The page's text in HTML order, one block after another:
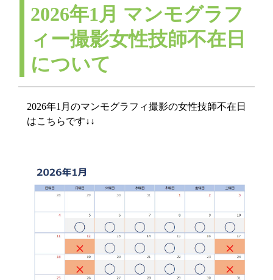
2026年1月 マンモグラフ
ィー撮影女性技師不在日
について
2026年1月のマンモグラフィ撮影の女性技師不在日
はこちらです↓↓